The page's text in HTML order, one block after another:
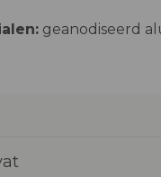
geanodiseerd